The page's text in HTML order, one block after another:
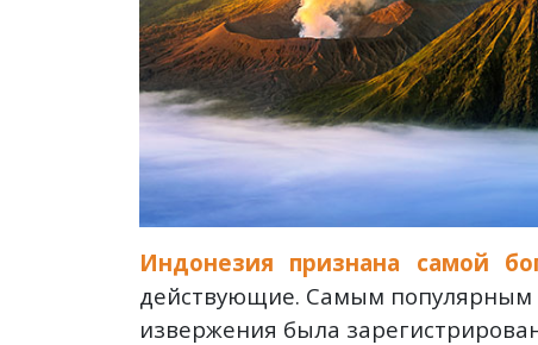
Индонезия признана самой
действующие. Самым популярным
извержения была